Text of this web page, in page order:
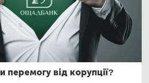
перемогу від корупції?